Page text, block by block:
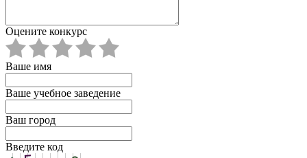
Оцените конкурс
Ваше имя
Ваше учебное заведение
Ваш город
Введите код